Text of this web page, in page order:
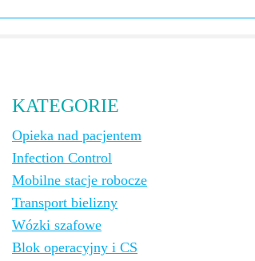
KATEGORIE
Opieka nad pacjentem
Infection Control
Mobilne stacje robocze
Transport bielizny
Wózki szafowe
Blok operacyjny i CS